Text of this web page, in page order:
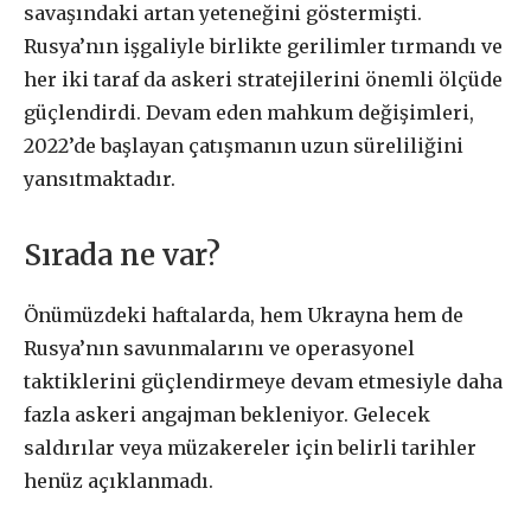
savaşındaki artan yeteneğini göstermişti.
Rusya’nın işgaliyle birlikte gerilimler tırmandı ve
her iki taraf da askeri stratejilerini önemli ölçüde
güçlendirdi. Devam eden mahkum değişimleri,
2022’de başlayan çatışmanın uzun süreliliğini
yansıtmaktadır.
Sırada ne var?
Önümüzdeki haftalarda, hem Ukrayna hem de
Rusya’nın savunmalarını ve operasyonel
taktiklerini güçlendirmeye devam etmesiyle daha
fazla askeri angajman bekleniyor. Gelecek
saldırılar veya müzakereler için belirli tarihler
henüz açıklanmadı.